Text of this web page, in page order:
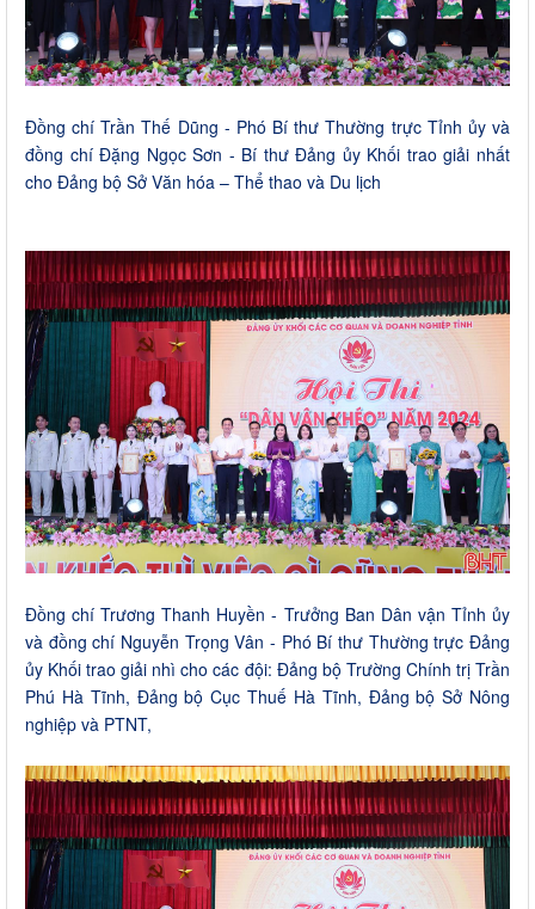
Đồng chí Trần Thế Dũng - Phó Bí thư Thường trực Tỉnh ủy và
đồng chí Đặng Ngọc Sơn - Bí thư Đảng ủy Khối trao giải nhất
cho Đảng bộ Sở Văn hóa – Thể thao và Du lịch
Đồng chí Trương Thanh Huyền - Trưởng Ban Dân vận Tỉnh ủy
và đồng chí Nguyễn Trọng Vân - Phó Bí thư Thường trực Đảng
ủy Khối trao giải nhì cho các đội: Đảng bộ Trường Chính trị Trần
Phú Hà Tĩnh, Đảng bộ Cục Thuế Hà Tĩnh, Đảng bộ Sở Nông
nghiệp và PTNT,